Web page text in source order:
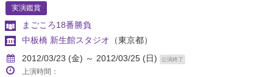
実演鑑賞
まごころ18番勝負
中板橋 新生館スタジオ （東京都）
2012/03/23 (金) ～ 2012/03/25 (日)
公演終了
上演時間：